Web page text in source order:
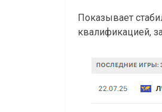
Показывает
квалификацией,